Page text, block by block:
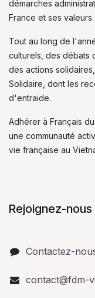
démarches
France et ses valeurs.
Tout au long de
culturels, des débats
des actions
Solidaire, dont les
d'entraide.
Adhérer à Français
une communauté
vie française au
Rejoignez-nous
Contactez-
contact@fdm-